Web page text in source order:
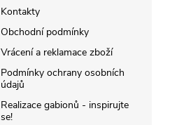
Kontakty
Obchodní podmínky
Vrácení a reklamace zboží
Podmínky ochrany osobních
údajů
Realizace gabionů - inspirujte
se!